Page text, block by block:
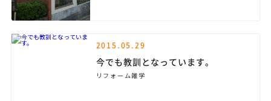
2015.05.29
今でも教訓となっています。
リフォーム雑学